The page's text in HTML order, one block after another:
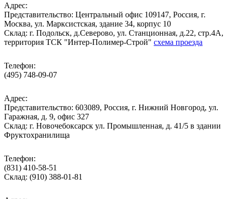
Адрес:
Представительство: Центральный офис 109147, Россия, г.
Москва, ул. Марксистская, здание 34, корпус 10
Cклад: г. Подольск, д.Северово, ул. Станционная, д.22, стр.4А,
территория ТСК "Интер-Полимер-Строй" схема проезда
Телефон:
(495) 748-09-07
Адрес:
Представительство: 603089, Россия, г. Нижний Новгород, ул.
Гаражная, д. 9, офис 327
Склад: г. Новочебоксарск ул. Промышленная, д. 41/5 в здании
Фруктохранилища
Телефон:
(831) 410-58-51
Склад: (910) 388-01-81